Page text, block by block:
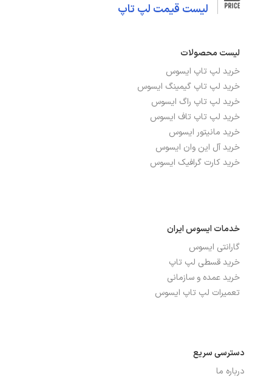
لیست قیمت لپ تاپ
لیست محصولات
خرید لپ تاپ ایسوس
خرید لپ تاپ گیمینگ ایسوس
خرید لپ تاپ راگ ایسوس
خرید لپ تاپ تاف ایسوس
خرید مانیتور ایسوس
خرید آل این وان ایسوس
خرید کارت گرافیک ایسوس
خدمات ایسوس ایران
گارانتی ایسوس
خرید قسطی لپ تاپ
خرید عمده و سازمانی
تعمیرات لپ تاپ ایسوس
دسترسی سریع
درباره ما